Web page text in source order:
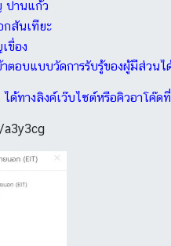
ปานแก้ว
สันเทียะ
ขื่อง
าตอบแบบวัดการรับรู้ของผู้มีส่วน
ได้ทางลิงค์เว๊บไซต์หรือคิวอาโค๊